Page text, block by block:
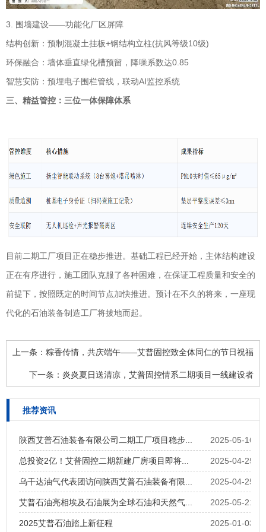
3. 围墙建设——功能化厂区屏障
结构创新：预制混凝土挂板+钢结构立柱(抗风等级10级)
环保融合：墙体垂直绿化槽预留，降噪系数达0.85
智慧安防：预埋电子围栏管线，联动AI监控系统
三、精益管控：三位一体保障体系
目前二期工厂项目正在稳步推进。基础工程已经开始，主体结构建设
正在有序进行，施工团队克服了各种困难，在保证工程质量和安全的
前提下，按照既定的时间节点加快推进。预计在不久的将来，一座现
代化的石油装备制造工厂将拔地而起。
上一条： 粽香传情，共庆端午——艾普固控致全体同仁的节日祝福
下一条： 炎炎夏日送清凉，艾普固控情系二期项目一线建设者
推荐资讯
2025-05-16
陕西艾普石油装备有限公司二期工厂项目稳步...
2025-04-25
总投资2亿！艾普固控二期新建厂房项目即将...
2025-04-25
乌干达油气代表团访问陕西艾普石油装备有限...
2025-05-21
艾普石油亮相埃及石油展为全球石油和天然气...
2025-01-03
2025艾普石油踏上新征程